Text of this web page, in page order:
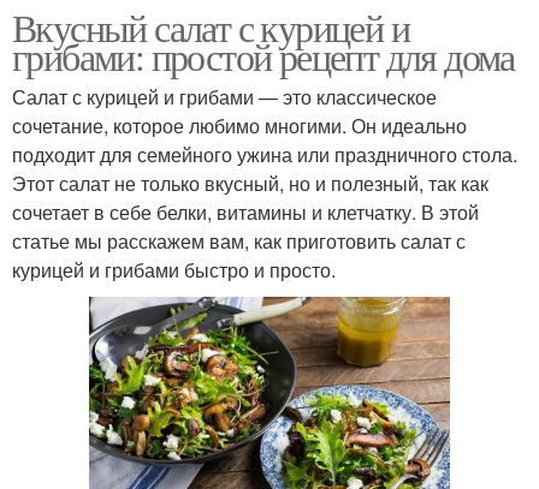
Вкусный салат с курицей и
грибами: простой рецепт для дома
Салат с курицей и грибами — это классическое
сочетание, которое любимо многими. Он идеально
подходит для семейного ужина или праздничного стола.
Этот салат не только вкусный, но и полезный, так как
сочетает в себе белки, витамины и клетчатку. В этой
статье мы расскажем вам, как приготовить салат с
курицей и грибами быстро и просто.